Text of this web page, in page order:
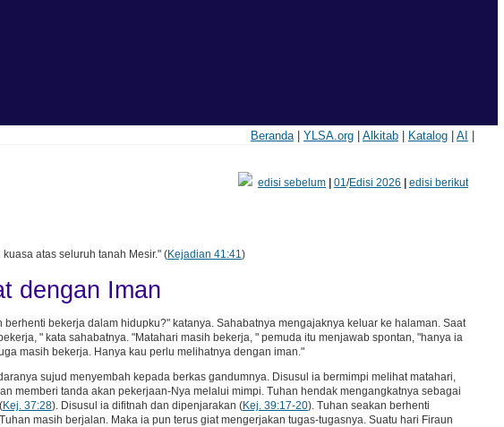
Beranda| YLSA.org| Alkitab| Katalog| AI
edisi sebelum| 01/Edisi 2026
edisi berikut
atas seluruh tanah Mesir." (Kejadian 41:41)
dengan Iman
bekerja dalam hidupku?" katanya. Sahabatnya mengajaknya keluar ke halaman. Saat
" kata sahabatnya. "Matahari masih bekerja, " pemuda itu menjawab spontan, "hanya ia
masih bekerja. Hanya kau perlu melihatnya dengan iman."
sujud menyembah kepada berkas gandumnya. Disusul ia bermimpi melihat matahari,
memberi tanda akan pekerjaan-Nya melalui mimpi. Tuhan hendak mengangkatnya sebagai
Kej. 37:28). Disusul ia difitnah dan dipenjarakan (Kej. 39:17-20). Tuhan seakan berhenti
masih berjalan. Maka ia pun terus giat mengerjakan tugas-tugasnya. Suatu hari Firaun